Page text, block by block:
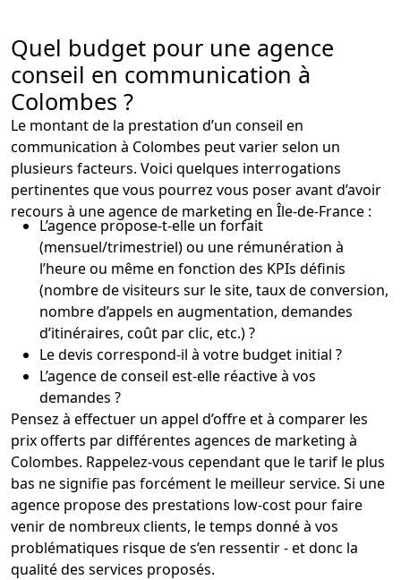
Quel budget pour une agence
conseil en communication à
Colombes ?
Le montant de la prestation d’un conseil en
communication à Colombes peut varier selon un
plusieurs facteurs. Voici quelques interrogations
pertinentes que vous pourrez vous poser avant d’avoir
recours à une agence de marketing en Île-de-France :
L’agence propose-t-elle un forfait
(mensuel/trimestriel) ou une rémunération à
l’heure ou même en fonction des KPIs définis
(nombre de visiteurs sur le site, taux de conversion,
nombre d’appels en augmentation, demandes
d’itinéraires, coût par clic, etc.) ?
Le devis correspond-il à votre budget initial ?
L’agence de conseil est-elle réactive à vos
demandes ?
Pensez à effectuer un appel d’offre et à comparer les
prix offerts par différentes agences de marketing à
Colombes. Rappelez-vous cependant que le tarif le plus
bas ne signifie pas forcément le meilleur service. Si une
agence propose des prestations low-cost pour faire
venir de nombreux clients, le temps donné à vos
problématiques risque de s’en ressentir - et donc la
qualité des services proposés.